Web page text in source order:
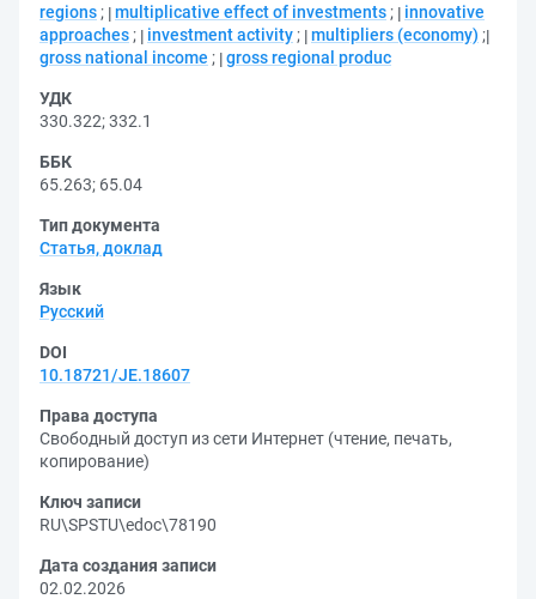
regions ; multiplicative effect of investments ;
innovative
approaches ; investment activity ; multipliers (economy) ;
gross national income ; gross regional produc
УДК
330.322;332.1
ББК
65.263; 65.04
Тип документа
Статья, доклад
Язык
Русский
DOI
10.18721/JE.18607
Права доступа
Свободный доступ из сети Интернет (чтение, печать,
копирование)
Ключ записи
RU\SPSTU\edoc\78190
Дата создания записи
02.02.2026